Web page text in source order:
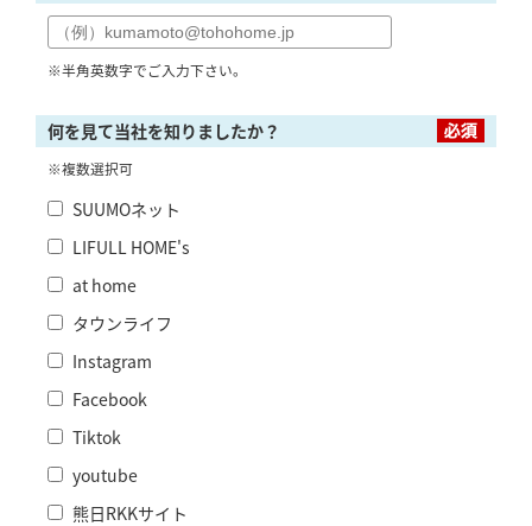
※半角英数字でご入力下さい。
何を見て当社を知りましたか？
※複数選択可
SUUMOネット
LIFULL HOME's
at home
タウンライフ
Instagram
Facebook
Tiktok
youtube
熊日RKKサイト